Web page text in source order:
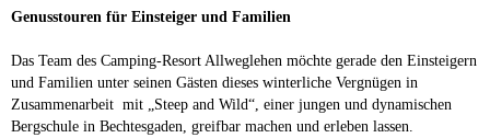
Genusstouren für Einsteiger und Familien
Das Team des Camping-Resort Allweglehen möchte gerade den Einsteigern
und Familien unter seinen Gästen dieses winterliche Vergnügen in
Zusammenarbeit mit „Steep and Wild“, einer jungen und dynamischen
Bergschule in Bechtesgaden, greifbar machen und erleben lassen.